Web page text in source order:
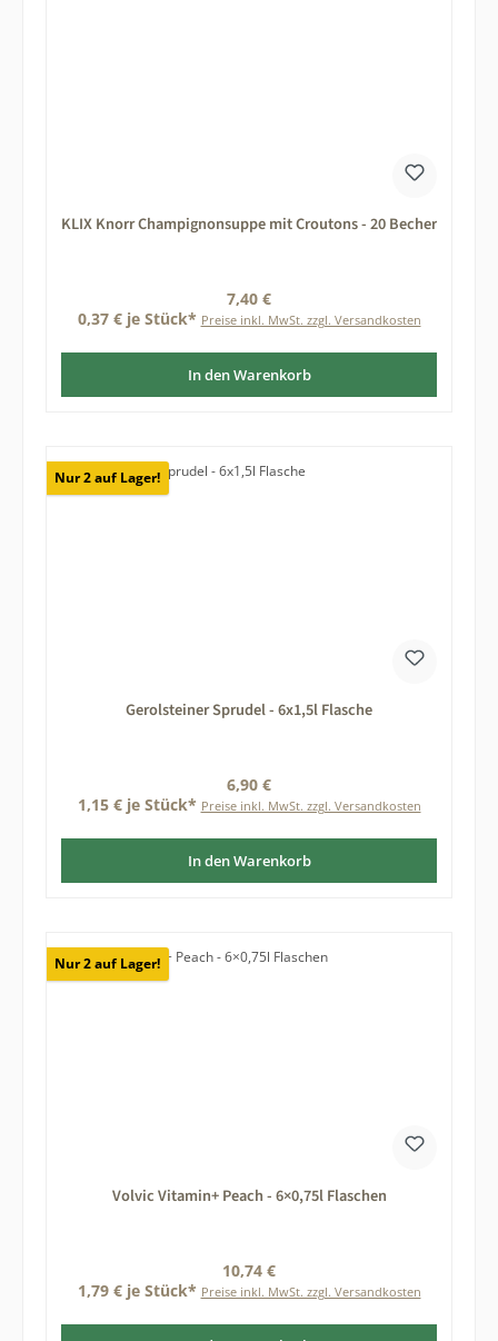
KLIX Knorr Champignonsuppe mit Croutons - 20 Becher
Regulärer Preis:
7,40 €
0,37 € je Stück* Preise inkl. MwSt. zzgl. Versandkosten
In den Warenkorb
Nur 2 auf Lager!
Gerolsteiner Sprudel - 6x1,5l Flasche
Regulärer Preis:
6,90 €
1,15 € je Stück* Preise inkl. MwSt. zzgl. Versandkosten
In den Warenkorb
Nur 2 auf Lager!
Volvic Vitamin+ Peach - 6×0,75l Flaschen
Regulärer Preis:
10,74 €
1,79 € je Stück* Preise inkl. MwSt. zzgl. Versandkosten